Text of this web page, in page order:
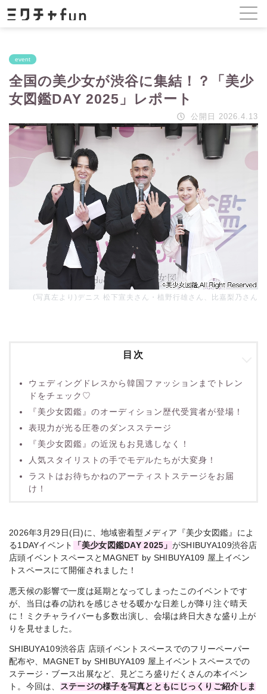
event
全国の美少女が渋谷に集結！？「美少
女図鑑DAY 2025」レポート
公開日 2026.4.13
(写真左より)デニス 松下宣夫さん・植野行雄さん、比嘉梨乃さん
目次
ウェディングドレスから韓国ファッションまでトレン
ドをチェック♡
『美少女図鑑』のオーディション歴代受賞者が登場！
表現力が光る圧巻のダンスステージ
『美少女図鑑』の近況もお見逃しなく！
人気スタイリストの手でモデルたちが大変身！
ラストはお待ちかねのアーティストステージをお届
け！
2026年3月29日(日)に、地域密着型メディア『美少女図鑑』によ
る1DAYイベント
「美少女図鑑DAY 2025」 がSHIBUYA109渋谷店
店頭イベントスペースとMAGNET by SHIBUYA109 屋上イベン
トスペースにて開催されました！
悪天候の影響で一度は延期となってしまったこのイベントです
が、当日は春の訪れを感じさせる暖かな日差しが降り注ぐ晴天
に！ミクチャライバーも多数出演し、会場は終日大きな盛り上が
りを見せました。
SHIBUYA109渋谷店 店頭イベントスペースでのフリーペーパー
配布や、MAGNET by SHIBUYA109 屋上イベントスペースでの
ステージ・ブース出展など、見どころ盛りだくさんの本イベン
ト。今回は、 ステージの様子を写真とともにじっくりご紹介しま